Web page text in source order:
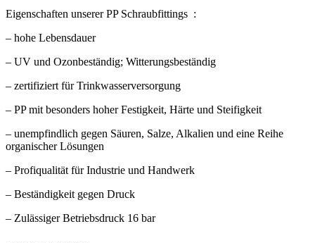
Eigenschaften unserer PP Schraubfittings :
– hohe Lebensdauer
– UV und Ozonbeständig; Witterungsbeständig
– zertifiziert für Trinkwasserversorgung
– PP mit besonders hoher Festigkeit, Härte und Steifigkeit
– unempfindlich gegen Säuren, Salze, Alkalien und eine Reihe
organischer Lösungen
– Profiqualität für Industrie und Handwerk
– Beständigkeit gegen Druck
– Zulässiger Betriebsdruck 16 bar